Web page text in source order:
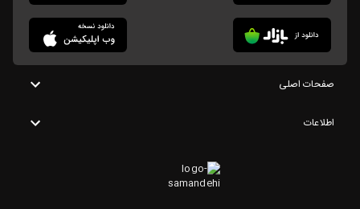
صفحات اصلی
اطلاعات